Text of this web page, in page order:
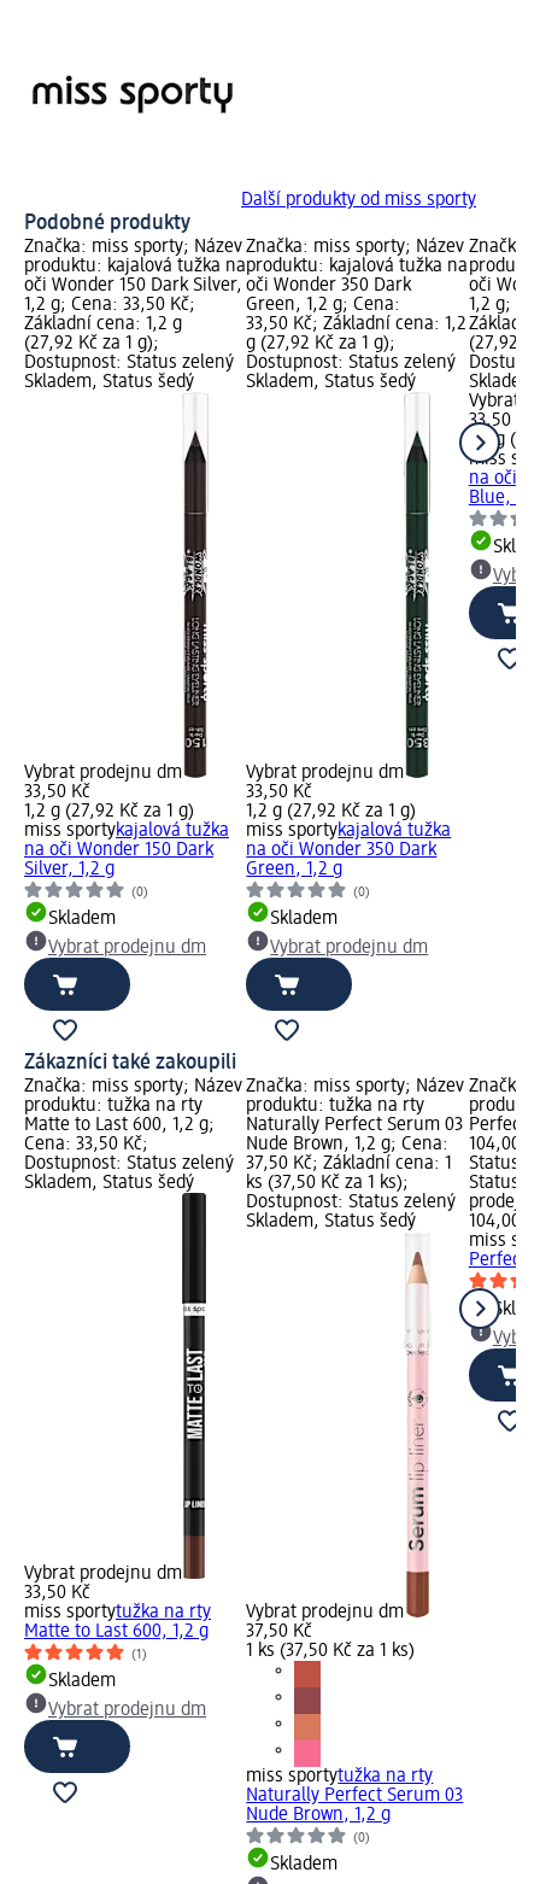
Další produkty od miss sporty
Podobné produkty
Značka: miss sporty; Název
produktu: kajalová tužka na
oči Wonder 150 Dark Silver,
1,2 g; Cena: 33,50 Kč;
Základní cena: 1,2 g
(27,92 Kč za 1 g);
Dostupnost: Status zelený
Skladem, Status šedý
Vybrat prodejnu dm
33,50 Kč
1,2 g (27,92 Kč za 1 g)
miss sportykajalová tužka
na oči Wonder 150 Dark
Silver, 1,2 g
(0)
Skladem
Vybrat prodejnu dm
Značka: miss sporty; Název
produktu: kajalová tužka na
oči Wonder 350 Dark
Green, 1,2 g; Cena:
33,50 Kč; Základní cena: 1,2
g (27,92 Kč za 1 g);
Dostupnost: Status zelený
Skladem, Status šedý
Vybrat prodejnu dm
33,50 Kč
1,2 g (27,92 Kč za 1 g)
miss sportykajalová tužka
na oči Wonder 350 Dark
Green, 1,2 g
(0)
Skladem
Vybrat prodejnu dm
Značka:
oči
1,2 g;
Základní
(27,92
Vybrat
33,50 Kč
1,2 g
miss
na oči
Blue,
Zákazníci také zakoupili
Značka: miss sporty; Název
produktu: tužka na rty
Matte to Last 600, 1,2 g;
Cena: 33,50 Kč;
Dostupnost: Status zelený
Skladem, Status šedý
Vybrat prodejnu dm
33,50 Kč
miss sportytužka na rty
Matte to Last 600, 1,2 g
(1)
Skladem
Vybrat prodejnu dm
Značka: miss sporty; Název
produktu: tužka na rty
Naturally Perfect Serum 03
Nude Brown, 1,2 g; Cena:
37,50 Kč; Základní cena: 1
ks (37,50 Kč za 1 ks);
Dostupnost: Status zelený
Skladem, Status šedý
Vybrat prodejnu dm
37,50 Kč
1 ks (37,50 Kč za 1 ks)
miss sportytužka na rty
Naturally Perfect Serum 03
Nude Brown, 1,2 g
(0)
Skladem
Značka:
Perfect
104,00
Status
Status
104,00
miss
Perfect